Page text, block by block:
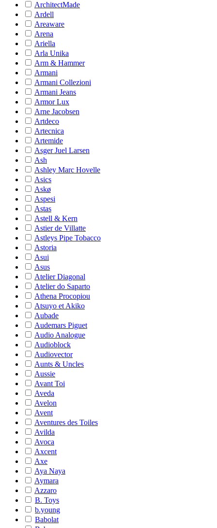
ArchitectMade
Ardell
Areaware
Arena
Ariella
Arla Unika
Arm & Hammer
Armani
Armani Collezioni
Armani Jeans
Armor Lux
Arne Jacobsen
Artdeco
Artecnica
Artemide
Asger Juel Larsen
Ash
Ashley Marc Hovelle
Asics
Askø
Aspesi
Astas
Astell & Kern
Astier de Villatte
Astleys Pipe Tobacco
Astoria
Asui
Asus
Atelier Diagonal
Atelier do Saparto
Athena Procopiou
Atsuyo et Akiko
Aubade
Audemars Piguet
Audio Analogue
Audioblock
Audiovector
Aunts & Uncles
Aussie
Avant Toi
Aveda
Avelon
Avent
Aventures des Toiles
Avilda
Avoca
Axcent
Axe
Aya Naya
Aymara
Azzaro
B. Toys
b.young
Babolat